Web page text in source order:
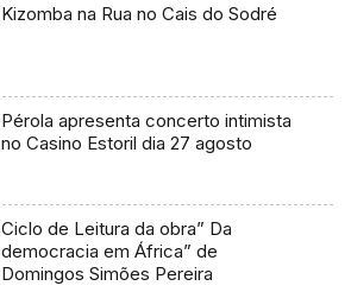
Kizomba na Rua no Cais do Sodré
Pérola apresenta concerto intimista
no Casino Estoril dia 27 agosto
Ciclo de Leitura da obra” Da
democracia em África” de
Domingos Simões Pereira